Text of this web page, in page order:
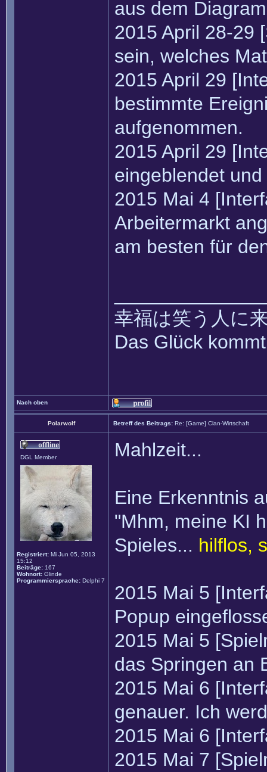
aus dem
2015 April 28-29
sein, welches
2015 April 29
bestimmte
aufgenommen.
2015 April 29
eingeblendet
2015 Mai 4
Arbeitermarkt
am besten für
幸福は笑う人に
Das Glück
Nach oben
Polarwolf Betreff des Beitrags: Re: [Game] Clan-Wirtschaft
DGL Member
Registriert: Mi Jun 05, 2013
15:12
Beiträge: 167
Wohnort: Glinde
Programmiersprache: Delphi 7
Mahlzeit...
Eine Erkenntnis
"Mhm, meine KI
Spieles... hilflos,
2015 Mai 5
Popup
2015 Mai 5
das Springen an
2015 Mai 6
genauer. Ich
2015 Mai 6
2015 Mai 7